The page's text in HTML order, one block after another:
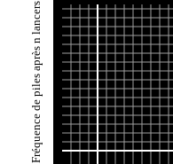
Fréquence de piles après n lancers